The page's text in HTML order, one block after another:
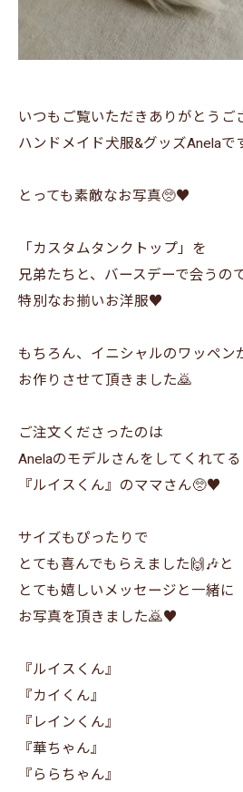
いつもご覧いただきありがとう
ハンドメイド犬服&グッズAnela
とっても素敵なお写真🥺♥️
「カスタムタンクトップ」を
兄弟たちと、バースデーで会うの
特別なお揃いお洋服♥️
もちろん、イニシャルのワッペン
お作りさせて頂きました🙇
ご注文くださったのは
Anelaのモデルさんをしてくれてる
『ルイスくん』のママさん🥺♥️
サイズもぴったりで
とても喜んでもらえました🙌🎶と
とても嬉しいメッセージと一緒に
お写真を頂きました🙇♥️
『ルイスくん』
『カイくん』
『レインくん』
『華ちゃん』
『ららちゃん』